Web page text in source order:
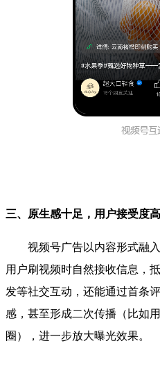
三、原生感十足，用户接受度高
视频号广告以内容形式融
用户刷视频时自然接收信息，
发等社交互动，还能通过首条
感，甚至形成二次传播（比如
圈），进一步放大曝光效果。